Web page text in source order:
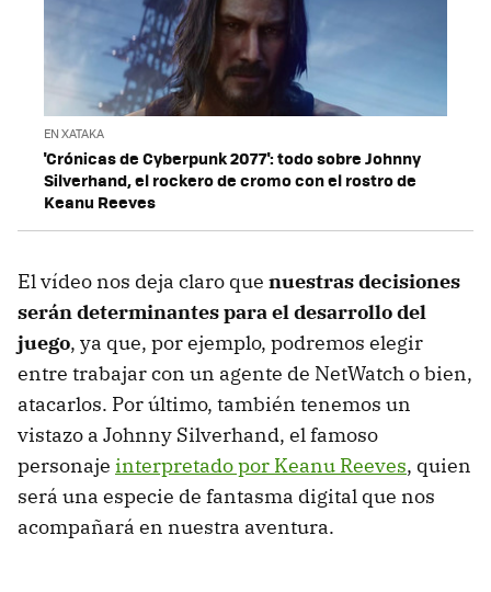
EN XATAKA
'Crónicas de Cyberpunk 2077': todo sobre Johnny
Silverhand, el rockero de cromo con el rostro de
Keanu Reeves
El vídeo nos deja claro que nuestras decisiones
serán determinantes para el desarrollo del
juego, ya que, por ejemplo, podremos elegir
entre trabajar con un agente de NetWatch o bien,
atacarlos. Por último, también tenemos un
vistazo a Johnny Silverhand, el famoso
personaje interpretado por Keanu Reeves, quien
será una especie de fantasma digital que nos
acompañará en nuestra aventura.